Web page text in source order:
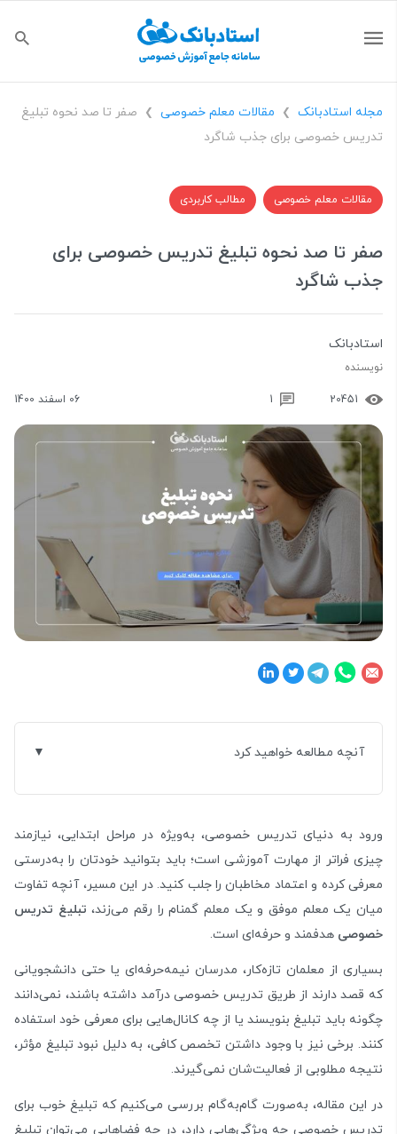
مجله استادبانک ❯ مقالات معلم خصوصی ❯
صفر تا صد نحوه تبلیغ
تدریس خصوصی برای جذب شاگرد
مطالب کاربردی مقالات معلم خصوصی
صفر تا صد نحوه تبلیغ تدریس خصوصی برای
جذب شاگرد
استادبانک
نویسنده
20451
1 06 اسفند 1400
آنچه مطالعه خواهید کرد
ورود به دنیای تدریس خصوصی، به‌ویژه در مراحل ابتدایی، نیازمند
چیزی فراتر از مهارت آموزشی است؛ باید بتوانید خودتان را به‌درستی
معرفی کرده و اعتماد مخاطبان را جلب کنید. در این مسیر، آنچه تفاوت
میان یک معلم موفق و یک معلم گمنام را رقم می‌زند، تبلیغ تدریس
خصوصی هدفمند و حرفه‌ای است.
بسیاری از معلمان تازه‌کار، مدرسان نیمه‌حرفه‌ای یا حتی دانشجویانی
که قصد دارند از طریق تدریس خصوصی درآمد داشته باشند، نمی‌دانند
چگونه باید تبلیغ بنویسند یا از چه کانال‌هایی برای معرفی خود استفاده
کنند. برخی نیز با وجود داشتن تخصص کافی، به دلیل نبود تبلیغ مؤثر،
نتیجه مطلوبی از فعالیت‌شان نمی‌گیرند.
در این مقاله، به‌صورت گام‌به‌گام بررسی می‌کنیم که تبلیغ خوب برای
تدریس خصوصی چه ویژگی‌هایی دارد، در چه فضاهایی می‌توان تبلیغ